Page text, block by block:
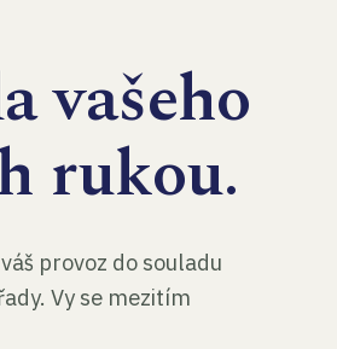
vašeho
rukou.
provoz do souladu
Vy se mezitím